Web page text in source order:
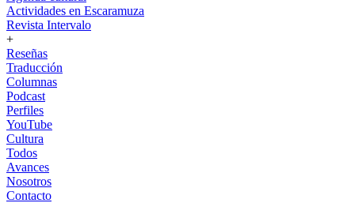
Actividades en Escaramuza
Revista Intervalo
+
Reseñas
Traducción
Columnas
Podcast
Perfiles
YouTube
Cultura
Todos
Avances
Nosotros
Contacto